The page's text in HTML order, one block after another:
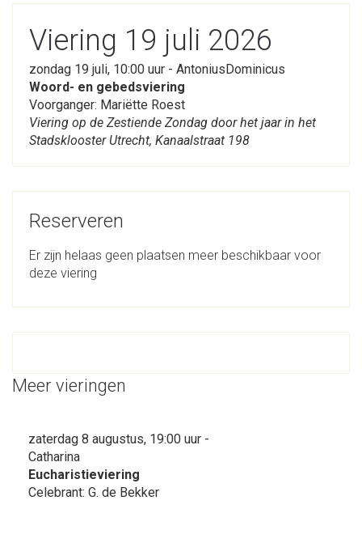
Viering 19 juli 2026
zondag 19 juli, 10:00 uur - AntoniusDominicus
Woord- en gebedsviering
Voorganger: Mariëtte Roest
Viering op de Zestiende Zondag door het jaar in het
Stadsklooster Utrecht, Kanaalstraat 198
Reserveren
Er zijn helaas geen plaatsen meer beschikbaar voor
deze viering
Meer vieringen
zaterdag 8 augustus, 19:00 uur -
Catharina
Eucharistieviering
Celebrant: G. de Bekker